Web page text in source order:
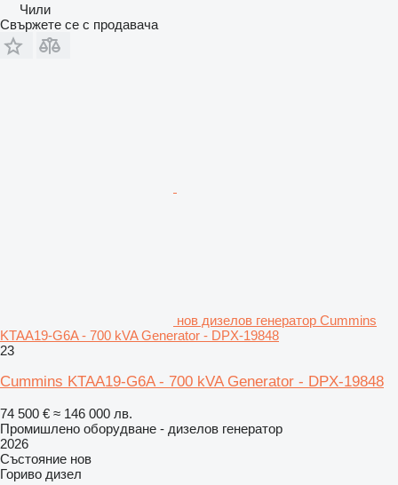
Чили
Свържете се с продавача
нов дизелов генератор Cummins
KTAA19-G6A - 700 kVA Generator - DPX-19848
23
Cummins KTAA19-G6A - 700 kVA Generator - DPX-19848
74 500 € ≈ 146 000 лв.
Промишлено оборудване - дизелов генератор
2026
Състояние нов
Гориво дизел